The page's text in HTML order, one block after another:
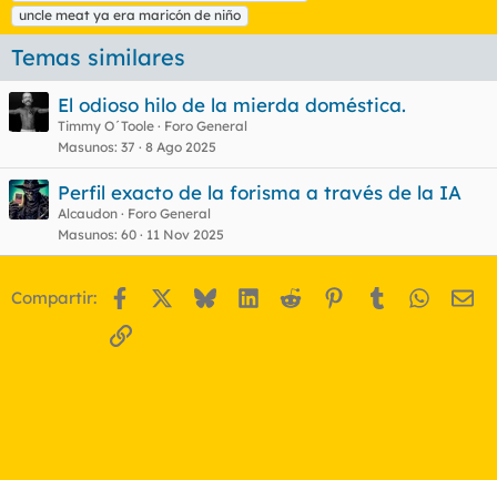
uncle meat ya era maricón de niño
Temas similares
El odioso hilo de la mierda doméstica.
Timmy O´Toole
Foro General
Masunos 37 8 Ago 2025
Perfil exacto de la forisma a través de la IA
Alcaudon
Foro General
Masunos 60 11 Nov 2025
Compartir: Facebook BlueskyLinkedIn
Reddit Pinterest
Tumblr
Enlace